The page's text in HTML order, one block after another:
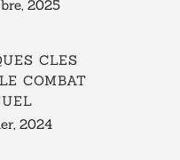
2025
CLES
COMBAT
2024